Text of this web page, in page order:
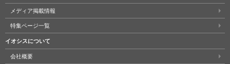
メディア掲載情報
特集ページ一覧
イオシスについて
会社概要